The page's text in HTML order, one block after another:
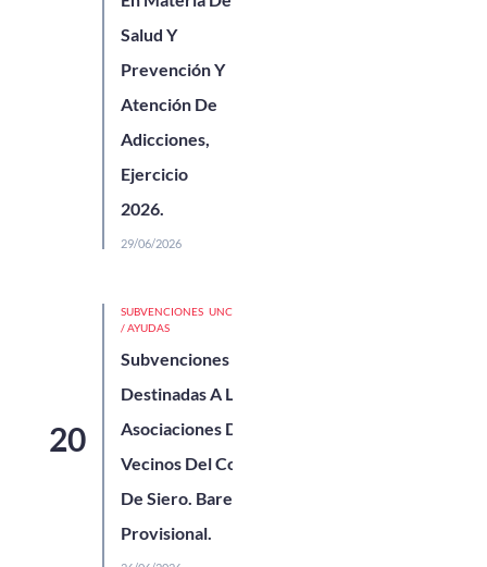
Salud Y
Prevención Y
Atención De
Adicciones,
Ejercicio
2026.
29/06/2026
SUBVENCIONES
/ AYUDAS
UNCATEGORIZED
Subvenciones
Destinadas A Las
Asociaciones De
Vecinos Del Concejo
De Siero. Baremación
Provisional.